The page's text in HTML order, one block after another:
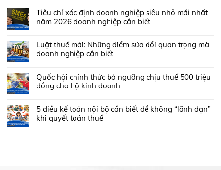
Tiêu chí xác định doanh nghiệp siêu nhỏ mới nhất
năm 2026 doanh nghiệp cần biết
Luật thuế mới: Những điểm sửa đổi quan trọng mà
doanh nghiệp cần biết
Quốc hội chính thức bỏ ngưỡng chịu thuế 500 triệu
đồng cho hộ kinh doanh
5 điều kế toán nội bộ cần biết để không “lãnh đạn”
khi quyết toán thuế